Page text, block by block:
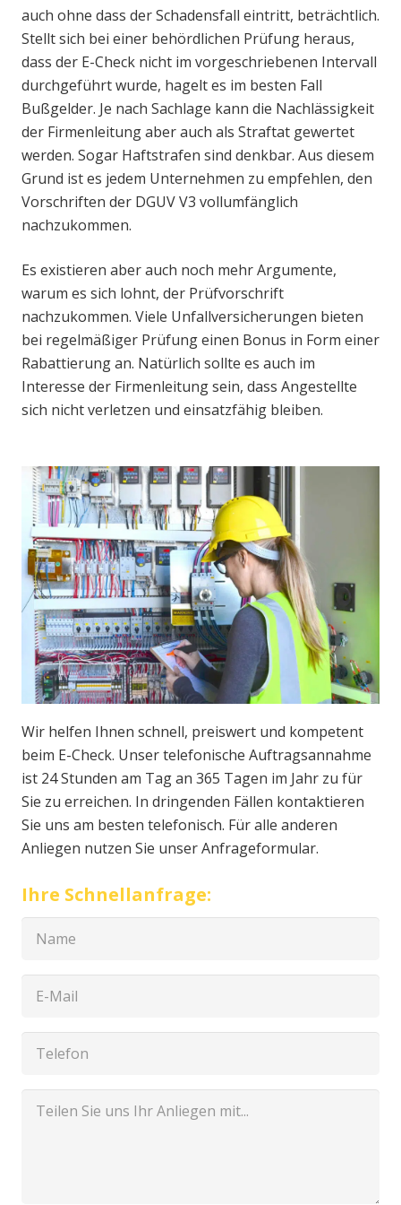
auch ohne dass der Schadensfall eintritt, beträchtlich.
Stellt sich bei einer behördlichen Prüfung heraus,
dass der E-Check nicht im vorgeschriebenen Intervall
durchgeführt wurde, hagelt es im besten Fall
Bußgelder. Je nach Sachlage kann die Nachlässigkeit
der Firmenleitung aber auch als Straftat gewertet
werden. Sogar Haftstrafen sind denkbar. Aus diesem
Grund ist es jedem Unternehmen zu empfehlen, den
Vorschriften der DGUV V3 vollumfänglich
nachzukommen.
Es existieren aber auch noch mehr Argumente,
warum es sich lohnt, der Prüfvorschrift
nachzukommen. Viele Unfallversicherungen bieten
bei regelmäßiger Prüfung einen Bonus in Form einer
Rabattierung an. Natürlich sollte es auch im
Interesse der Firmenleitung sein, dass Angestellte
sich nicht verletzen und einsatzfähig bleiben.
Wir helfen Ihnen schnell, preiswert und kompetent
beim E-Check. Unser telefonische Auftragsannahme
ist 24 Stunden am Tag an 365 Tagen im Jahr zu für
Sie zu erreichen. In dringenden Fällen kontaktieren
Sie uns am besten telefonisch. Für alle anderen
Anliegen nutzen Sie unser Anfrageformular.
Ihre Schnellanfrage: